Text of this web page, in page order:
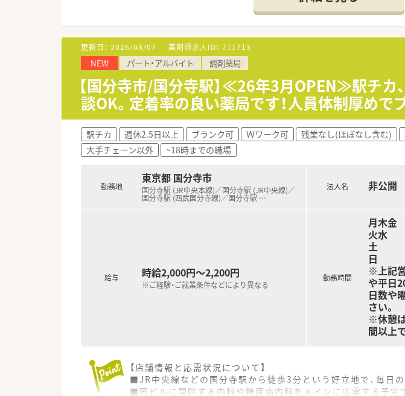
・同ビル内のクリニックから内科および糖尿病内科の処方箋を
・オープン当初の処方箋枚数は1日50枚から60枚程度を想定し
【法人特徴について】
・社員の働きやすさを重視しており有給取得率や育休取得率の
・大手チェーンにはないアットホームで風通しの良い社風が
・地域医療への貢献を理念に掲げており患者様とのコミュニ
【勤務実態について】
・残業はほとんど発生しないように人員を配置しておりワーク
・薬歴管理システムや計量監査機およびピッキングシステム
・休憩室は店舗とは別の階に用意されておりシャワーも完備
・他の店舗から配属された経験豊富な管理薬剤師が中心とな
・紹介会社を通じて入社した常勤薬剤師が即戦力として活躍
・これまでの調剤経験を活かして新規オープンの立ち上げに
更新日： 2026/08/07 薬剤師求人ID： 711713
NEW パート・アルバイト 調剤薬局
【国分寺市/国分寺駅】≪26年3月OPEN≫駅チカ
談OK。定着率の良い薬局です！人員体制厚め
駅チカ 週休2.5日以上 ブランク可 Ｗワーク可 残業なし(ほぼなし含む)
大手チェーン以外
~18時までの職場
勤務地
東京都 国分寺市
国分寺駅 (JR中央本線)／国分寺駅 (JR中央線)／
国分寺駅 (西武国分寺線)／国分寺駅 …
給与 時給2,000円～2,200円
※ご経験・ご就業条件などにより異なる
法人名 非公開
勤務時間
月木金
火水
土
日
※上記
や平日
日数や
さい。
※休憩
間以上
【店舗情報と応需状況について】
■JR中央線などの国分寺駅から徒歩3分という好立地で、毎日
■同ビルに開院する内科や糖尿病内科をメインに応需する予定で